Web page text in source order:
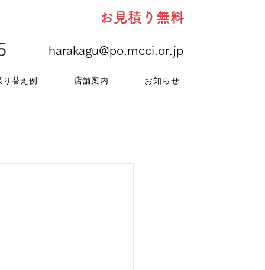
お見積り無料
harakagu@po.mcci.or.jp
り替え例 店舗案内 お知らせ